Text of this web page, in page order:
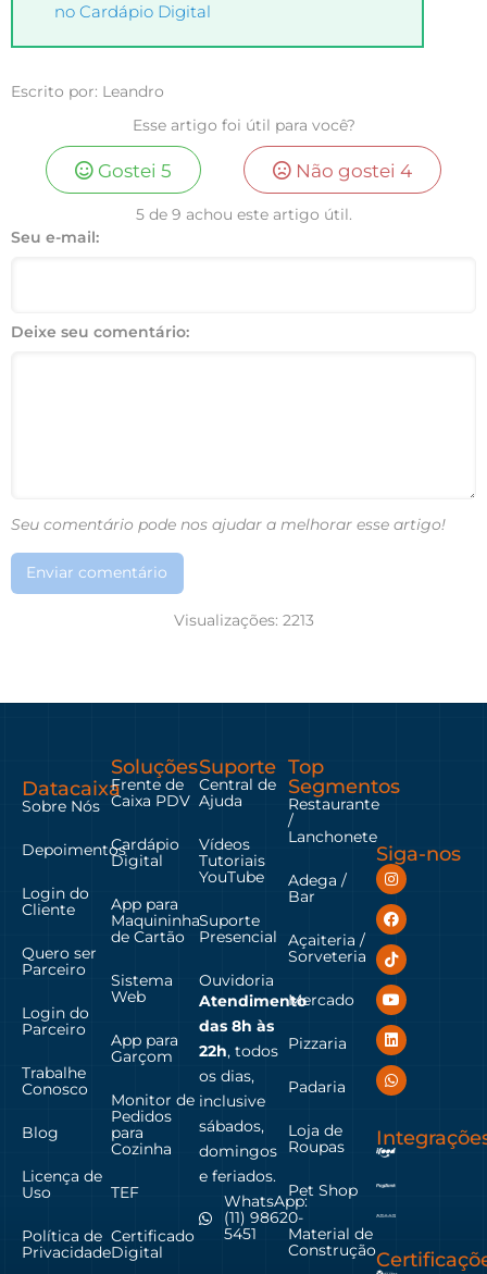
no Cardápio Digital
Escrito por: Leandro
Esse artigo foi útil para você?
Gostei5 Não gostei 4
5 de 9 achou este artigo útil.
Seu e-mail:
Deixe seu comentário:
Seu comentário pode nos ajudar a melhorar esse artigo!
Enviar comentário
Visualizações: 2213
Datacaixa
Sobre Nós
Depoimentos
Login do
Cliente
Quero ser
Parceiro
Login do
Parceiro
Trabalhe
Conosco
Blog
Licença de
Uso
Política de
Privacidade
Soluções
Frente de
Caixa PDV
Cardápio
Digital
App para
Maquininha
de Cartão
Sistema
Web
App para
Garçom
Monitor de
Pedidos
para
Cozinha
TEF
Certificado
Digital
Suporte
Central de
Ajuda
Vídeos
Tutoriais
YouTube
Suporte
Presencial
Ouvidoria
Atendimento
das 8h às
22h, todos
os dias,
inclusive
sábados,
domingos
e feriados.
WhatsApp:
(11) 98620-
5451
Top
Segmentos
Restaurante
/
Lanchonete
Adega /
Bar
Açaiteria /
Sorveteria
Mercado
Pizzaria
Padaria
Loja de
Roupas
Pet Shop
Material de
Construção
Siga-nos